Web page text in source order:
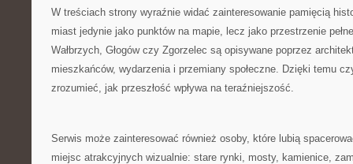
W treściach strony wyraźnie widać zainteresowanie pamięcią
miast jedynie jako punktów na mapie, lecz jako przestrzenie
Wałbrzych, Głogów czy Zgorzelec są opisywane poprzez
mieszkańców, wydarzenia i przemiany społeczne. Dzięki temu
zrozumieć, jak przeszłość wpływa na teraźniejszość.
Serwis może zainteresować również osoby, które lubią
miejsc atrakcyjnych wizualnie: stare rynki, mosty, kamienice,